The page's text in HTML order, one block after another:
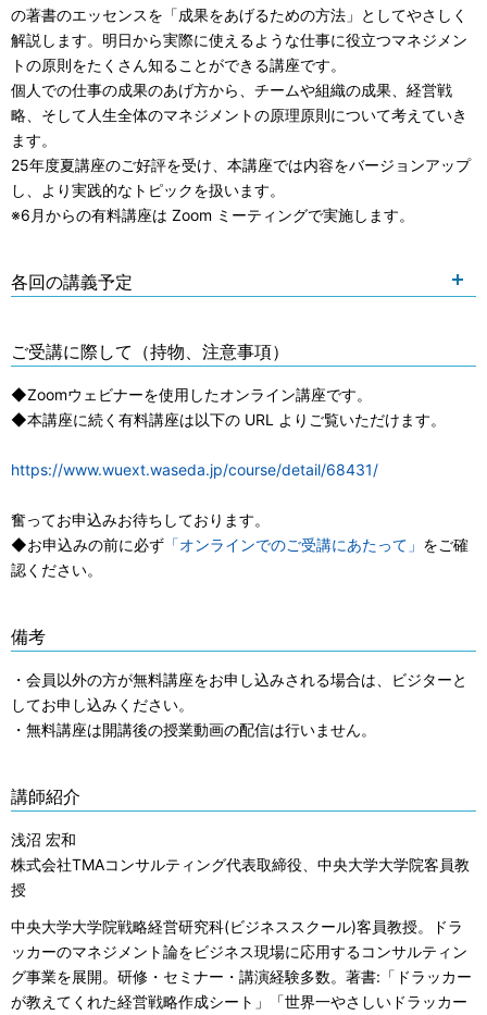
の著書のエッセンスを「成果をあげるための方法」としてやさしく
解説します。明日から実際に使えるような仕事に役立つマネジメン
トの原則をたくさん知ることができる講座です。
個人での仕事の成果のあげ方から、チームや組織の成果、経営戦
略、そして人生全体のマネジメントの原理原則について考えていき
ます。
25年度夏講座のご好評を受け、本講座では内容をバージョンアップ
し、より実践的なトピックを扱います。
※6月からの有料講座は Zoom ミーティングで実施します。
各回の講義予定
ご受講に際して（持物、注意事項）
◆Zoomウェビナーを使用したオンライン講座です。
◆本講座に続く有料講座は以下の URL よりご覧いただけます。
https://www.wuext.waseda.jp/course/detail/68431/
奮ってお申込みお待ちしております。
◆お申込みの前に必ず 「オンラインでのご受講にあたって」 をご確
認ください。
備考
・会員以外の方が無料講座をお申し込みされる場合は、ビジターと
してお申し込みください。
・無料講座は開講後の授業動画の配信は行いません。
講師紹介
浅沼 宏和
株式会社TMAコンサルティング代表取締役、中央大学大学院客員教
授
中央大学大学院戦略経営研究科(ビジネススクール)客員教授。ドラ
ッカーのマネジメント論をビジネス現場に応用するコンサルティン
グ事業を展開。研修・セミナー・講演経験多数。著書:「ドラッカー
が教えてくれた経営戦略作成シート」「世界一やさしいドラッカー